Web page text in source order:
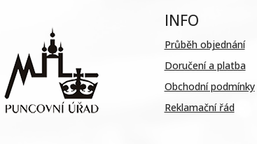
INFO
Průběh objednání
Doručení a platba
Obchodní podmínky
Reklamační řád